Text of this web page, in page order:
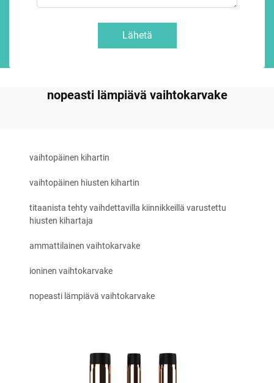
Lähetä
nopeasti lämpiävä vaihtokarvake
vaihtopäinen kihartin
vaihtopäinen hiusten kihartin
titaanista tehty vaihdettavilla kiinnikkeillä varustettu
hiusten kihartaja
ammattilainen vaihtokarvake
ioninen vaihtokarvake
nopeasti lämpiävä vaihtokarvake